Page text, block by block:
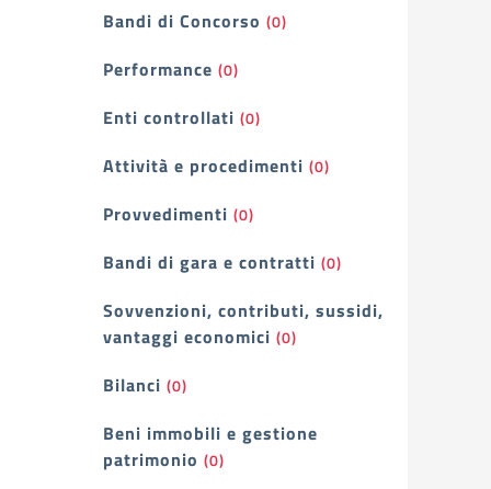
Bandi di Concorso (0)
Performance (0)
Enti controllati (0)
Attività e procedimenti (0)
Provvedimenti (0)
Bandi di gara e contratti (0)
Sovvenzioni, contributi, sussidi,
vantaggi economici (0)
Bilanci (0)
Beni immobili e gestione
patrimonio (0)